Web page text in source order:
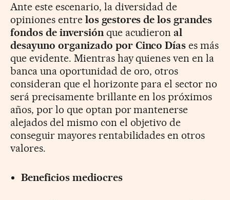
Ante este escenario, la diversidad de
opiniones entrelos gestores de los grandes
fondos de inversiónque acudieronal
desayuno organizado por Cinco Días es más
que evidente. Mientras hay quienes ven en la
banca una oportunidad de oro, otros
consideran que el horizonte para el sector no
será precisamente brillante en los próximos
años, por lo que optan por mantenerse
alejados del mismo con el objetivo de
conseguir mayores rentabilidades en otros
valores.
Beneficios mediocres